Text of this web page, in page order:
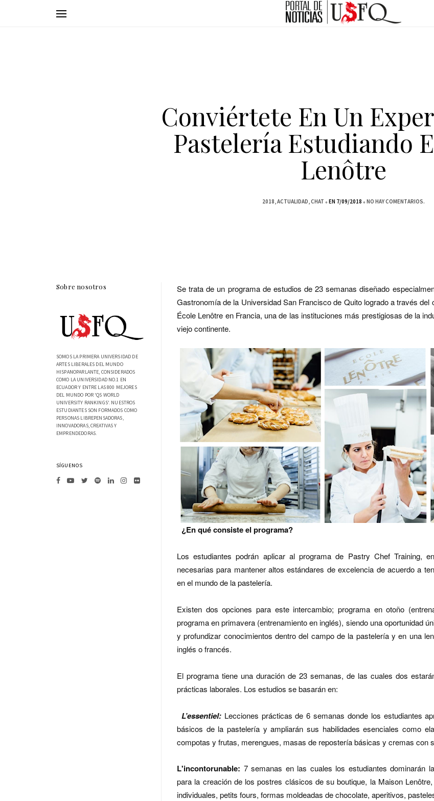
Conviértete En Un
Pastelería Estudiando
Lenôtre
2018 ACTUALIDAD CHAT EN 7/09/2018 NO HAY COMENTARIOS.
Se trata de un programa de estudios de 23 semanas diseñado
Gastronomía de la Universidad San Francisco de Quito logrado a través del
École Lenôtre en Francia, una de las instituciones más prestigiosas de la
viejo continente.
¿En qué consiste el programa?
Los estudiantes podrán aplicar al programa de Pastry Chef Training,
necesarias para mantener altos estándares de excelencia de acuerdo a
en el mundo de la pastelería.
Existen dos opciones para este intercambio; programa en otoño
programa en primavera (entrenamiento en inglés), siendo una oportunidad
y profundizar conocimientos dentro del campo de la pastelería y en una
inglés o francés.
El programa tiene una duración de 23 semanas, de las cuales dos
prácticas laborales. Los estudios se basarán en:
L’essentiel: Lecciones prácticas de 6 semanas donde los estudiantes
básicos de la pastelería y ampliarán sus habilidades esenciales como
compotas y frutas, merengues, masas de repostería básicas y cremas con
L'incontorunable: 7 semanas en las cuales los estudiantes dominarán
para la creación de los postres clásicos de su boutique, la Maison
individuales, petits fours, formas moldeadas de chocolate, aperitivos,
Sobre nosotros
SOMOS LA PRIMERA UNIVERSIDAD DE
ARTES LIBERALES DEL MUNDO
HISPANOPARLANTE, CONSIDERADOS
COMO LA UNIVERSIDAD NO.1 EN
ECUADOR Y ENTRE LAS 800 MEJORES
DEL MUNDO POR 'QS WORLD
UNIVERSITY RANKINGS'. NUESTROS
ESTUDIANTES SON FORMADOS COMO
PERSONAS LIBREPENSADORAS,
INNOVADORAS, CREATIVAS Y
EMPRENDEDORAS.
SÍGUENOS